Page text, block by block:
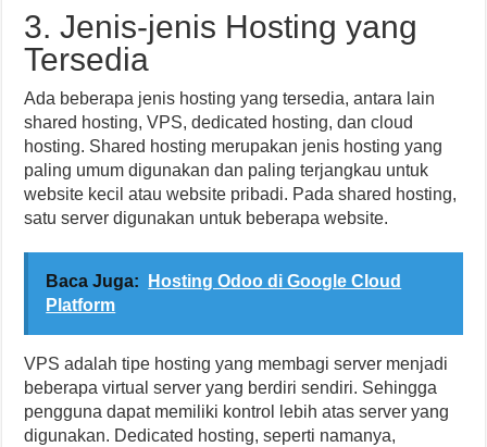
3. Jenis-jenis Hosting yang
Tersedia
Ada beberapa jenis hosting yang tersedia, antara lain
shared hosting, VPS, dedicated hosting, dan cloud
hosting. Shared hosting merupakan jenis hosting yang
paling umum digunakan dan paling terjangkau untuk
website kecil atau website pribadi. Pada shared hosting,
satu server digunakan untuk beberapa website.
Baca Juga:
Hosting Odoo di Google Cloud
Platform
VPS adalah tipe hosting yang membagi server menjadi
beberapa virtual server yang berdiri sendiri. Sehingga
pengguna dapat memiliki kontrol lebih atas server yang
digunakan. Dedicated hosting, seperti namanya,